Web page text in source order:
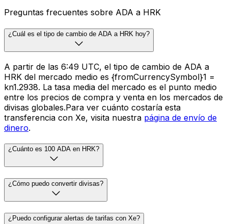
Preguntas frecuentes sobre ADA a HRK
¿Cuál es el tipo de cambio de ADA a HRK hoy?
A partir de las 6:49 UTC, el tipo de cambio de ADA a
HRK del mercado medio es {fromCurrencySymbol}1 =
kn1.2938. La tasa media del mercado es el punto medio
entre los precios de compra y venta en los mercados de
divisas globales.Para ver cuánto costaría esta
transferencia con Xe, visita nuestra página de envío de
dinero.
¿Cuánto es 100 ADA en HRK?
¿Cómo puedo convertir divisas?
¿Puedo configurar alertas de tarifas con Xe?